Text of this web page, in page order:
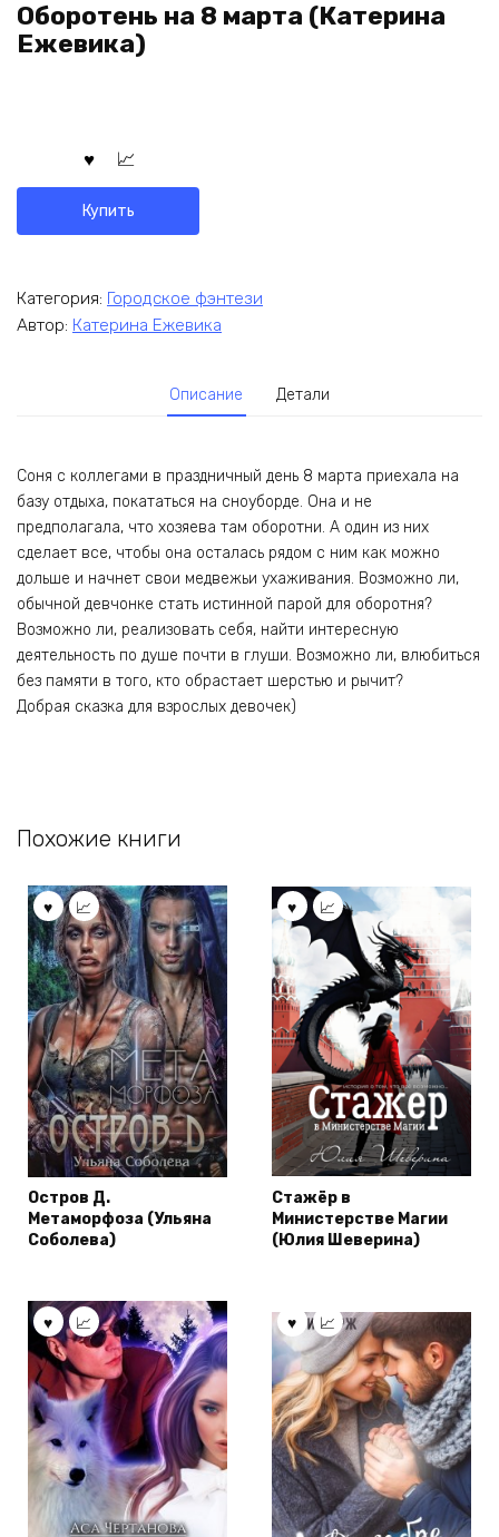
Оборотень на 8 марта (Катерина
Ежевика)
Купить
Категория: Городское фэнтези
Автор: Катерина Ежевика
Описание Детали
Соня с коллегами в праздничный день 8 марта приехала на
базу отдыха, покататься на сноуборде. Она и не
предполагала, что хозяева там оборотни. А один из них
сделает все, чтобы она осталась рядом с ним как можно
дольше и начнет свои медвежьи ухаживания. Возможно ли,
обычной девчонке стать истинной парой для оборотня?
Возможно ли, реализовать себя, найти интересную
деятельность по душе почти в глуши. Возможно ли, влюбиться
без памяти в того, кто обрастает шерстью и рычит?
Добрая сказка для взрослых девочек)
Похожие книги
Остров Д.
Метаморфоза (Ульяна
Соболева)
Стажёр в
Министерстве Магии
(Юлия Шеверина)